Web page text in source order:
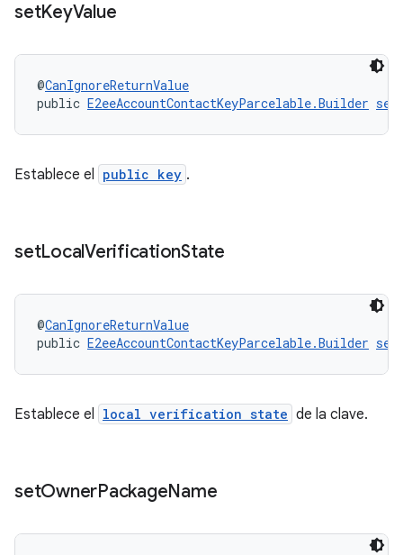
setKeyValue
@CanIgnoreReturnValue
public E2eeAccountContactKeyParcelable.Builder
Establece el public key .
setLocalVerificationState
@CanIgnoreReturnValue
public E2eeAccountContactKeyParcelable.Builder
Establece el local verification state de la clave.
setOwnerPackageName